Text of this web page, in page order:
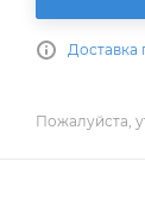
Доставка
Пожалуйста,